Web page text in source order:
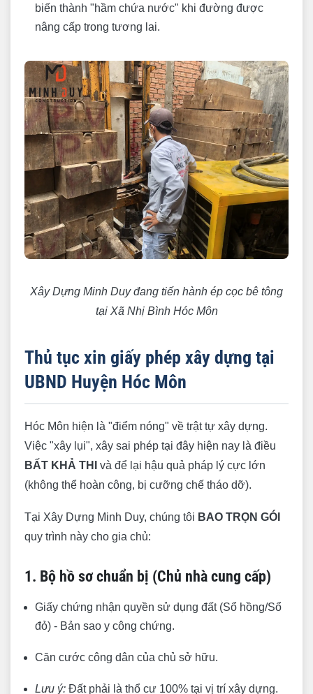
biến thành "hầm chứa nước" khi đường được
nâng cấp trong tương lai.
Xây Dựng Minh Duy đang tiến hành ép cọc bê tông
tại Xã Nhị Bình Hóc Môn
Thủ tục xin giấy phép xây dựng tại
UBND Huyện Hóc Môn
Hóc Môn hiện là "điểm nóng" về trật tự xây dựng.
Việc "xây lụi", xây sai phép tại đây hiện nay là điều
BẤT KHẢ THI
và để lại hậu quả pháp lý cực lớn
(không thể hoàn công, bị cưỡng chế tháo dỡ).
Tại Xây Dựng Minh Duy, chúng tôi BAO TRỌN GÓI
quy trình này cho gia chủ:
1. Bộ hồ sơ chuẩn bị (Chủ nhà cung cấp)
Giấy chứng nhận quyền sử dụng đất (Sổ hồng/Sổ
đỏ) - Bản sao y công chứng.
Căn cước công dân của chủ sở hữu.
Lưu ý: Đất phải là thổ cư 100% tại vị trí xây dựng.